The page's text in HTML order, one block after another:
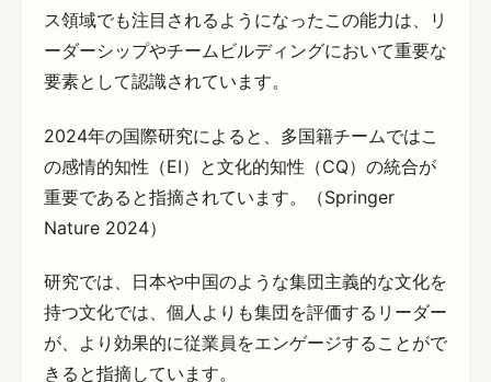
ス領域でも注目されるようになったこの能力は、リ
ーダーシップやチームビルディングにおいて重要な
要素として認識されています。
2024年の国際研究によると、多国籍チームではこ
の感情的知性（EI）と文化的知性（CQ）の統合が
重要であると指摘されています。（Springer
Nature 2024）
研究では、日本や中国のような集団主義的な文化を
持つ文化では、個人よりも集団を評価するリーダー
が、より効果的に従業員をエンゲージすることがで
きると指摘しています。